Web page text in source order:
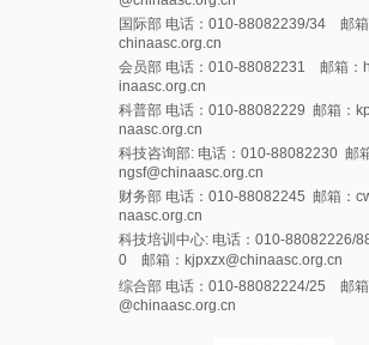
国际部 电话：010-88082239/34 邮
chinaasc.org.cn
会员部 电话：010-88082231 邮箱：
inaasc.org.cn
科普部 电话：010-88082229 邮箱：
naasc.org.cn
科技咨询部: 电话：010-88082230 邮
ngsf@chinaasc.org.cn
财务部 电话：010-88082245 邮箱：
naasc.org.cn
科技培训中心: 电话：010-88082226/
0 邮箱：kjpxzx@chinaasc.org.cn
综合部 电话：010-88082224/25 邮
@chinaasc.org.cn